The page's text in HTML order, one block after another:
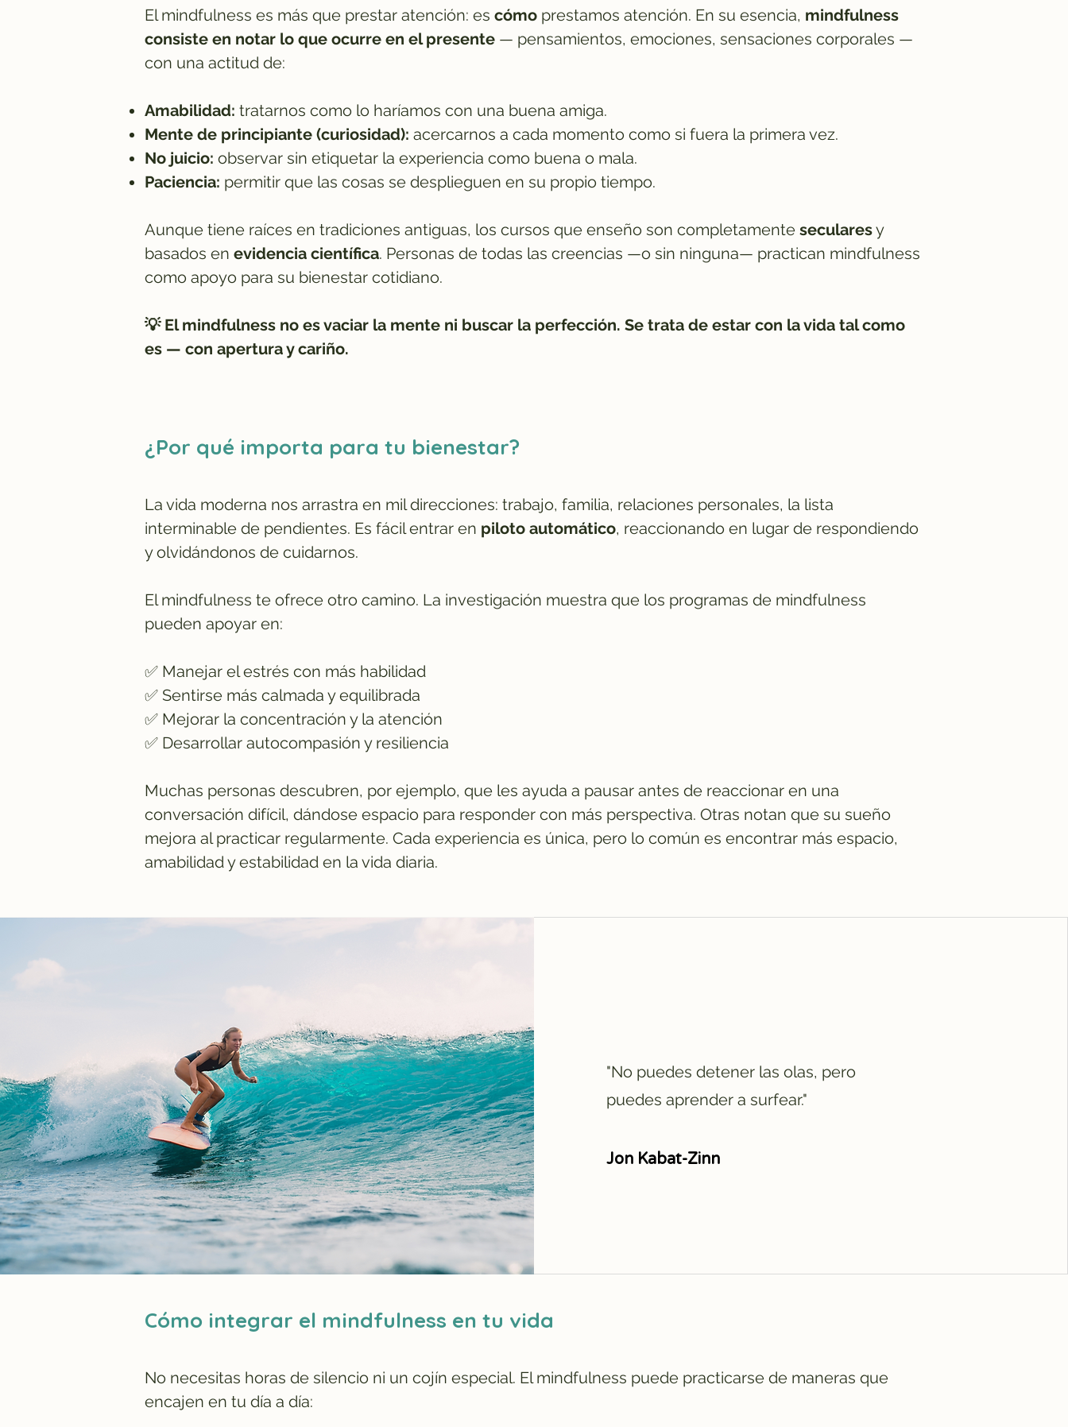
El mindfulness es más que prestar atención: es cómo prestamos atención. En su esencia, mindfulness
consiste en notar lo que ocurre en el presente — pensamientos, emociones, sensaciones corporales —
con una actitud de:
Amabilidad: tratarnos como lo haríamos con una buena amiga.
Mente de principiante (curiosidad): acercarnos a cada momento como si fuera la primera vez.
No juicio: observar sin etiquetar la experiencia como buena o mala.
Paciencia: permitir que las cosas se desplieguen en su propio tiempo.
Aunque tiene raíces en tradiciones antiguas, los cursos que enseño son completamente secularesy
basados en evidencia científica. Personas de todas las creencias —o sin ninguna— practican mindfulness
como apoyo para su bienestar cotidiano.
💡 El mindfulness no es vaciar la mente ni buscar la perfección. Se trata de estar con la vida tal como
es — con apertura y cariño.
¿Por qué importa para tu bienestar?​
La vida moderna nos arrastra en mil direcciones: trabajo, familia, relaciones personales, la lista
interminable de pendientes. Es fácil entrar en piloto automático, reaccionando en lugar de respondiendo
y olvidándonos de cuidarnos.
El mindfulness te ofrece otro camino. La investigación muestra que los programas de mindfulness
pueden apoyar en:
✅ Manejar el estrés con más habilidad
✅ Sentirse más calmada y equilibrada
✅ Mejorar la concentración y la atención
✅ Desarrollar autocompasión y resiliencia
Muchas personas descubren, por ejemplo, que les ayuda a pausar antes de reaccionar en una
conversación difícil, dándose espacio para responder con más perspectiva. Otras notan que su sueño
mejora al practicar regularmente. Cada experiencia es única, pero lo común es encontrar más espacio,
amabilidad y estabilidad en la vida diaria.
"No puedes detener las olas, pero
puedes aprender a surfear."
Jon Kabat-Zinn
Cómo integrar el mindfulness en tu vida
No necesitas horas de silencio ni un cojín especial. El mindfulness puede practicarse de maneras que
encajen en tu día a día: